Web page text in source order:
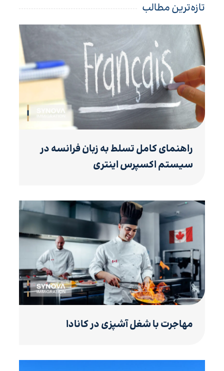
تازه‌ترین مطالب
راهنمای کامل تسلط به زبان فرانسه در
سیستم اکسپرس اینتری
مهاجرت با شغل آشپزی در کانادا